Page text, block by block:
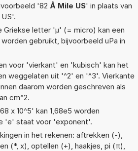
'82 Å Mile US' in plaats van
Griekse letter 'µ' (= micro) kan een
gebruikt, bijvoorbeeld uPa in
voor 'vierkant' en 'kubisch' kan het
weggelaten uit '^2' en '^3'. Vierkante
daarom worden geschreven als
cm^2.
x 10^5' kan 1,68e5 worden
'e' staat voor 'exponent'.
in het rekenen: aftrekken (-),
(*, x), optellen (+), haakjes, pi (π),